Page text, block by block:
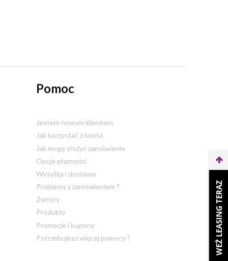
Pomoc
Jestem nowym klientem
Jak korzystać z konta
Jak mogę złożyć zamówienie
Opcje płatności
Wysyłka i dostawa
Problemy z zamówieniem ?
Zwroty
Produkty
Promocje i kupony
Potrzebujesz więcej pomocy ?
WEŹ LEASING TERAZ